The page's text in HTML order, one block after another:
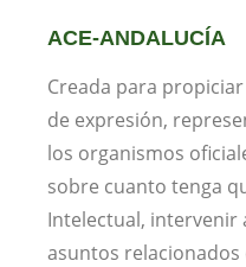
ACE-ANDALUCÍA
Creada para
de expresión,
los organismos
sobre cuanto tenga
Intelectual, intervenir
asuntos